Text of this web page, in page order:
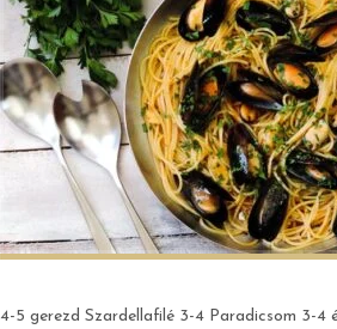
4-5 gerezd Szardellafilé 3-4 Paradicsom 3-4